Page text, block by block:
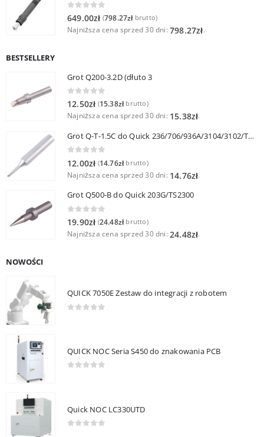
649.00zł (798.27złbrutto)
Najniższa cena sprzed 30 dni: 798.27zł.
BESTSELLERY
Grot Q200-3.2D (dłuto 3
0out of 5
12.50zł (15.38złbrutto)
Najniższa cena sprzed 30 dni: 15.38zł.
Grot Q-T-1.5C do Quick 236/706/936A/3104/3102/TS1100
12.00zł (14.76złbrutto)
Najniższa cena sprzed 30 dni: 14.76zł.
Grot Q500-B do Quick 203G/TS2300
0out of 5
19.90zł (24.48złbrutto)
Najniższa cena sprzed 30 dni: 24.48zł.
NOWOŚCI
QUICK 7050E Zestaw do integracji z robotem
QUICK NOC Seria S450 do znakowania PCB
Quick NOC LC330UTD